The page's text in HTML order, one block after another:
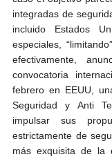
integradas de
incluido Estados
especiales,
efectivamente,
convocatoria
febrero en EEUU,
Seguridad y Anti
impulsar sus
estrictamente de
más exquisita de la